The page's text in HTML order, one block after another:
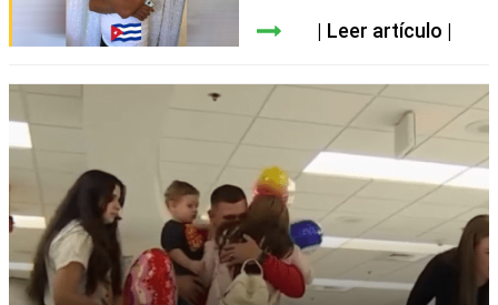
Leer artículo